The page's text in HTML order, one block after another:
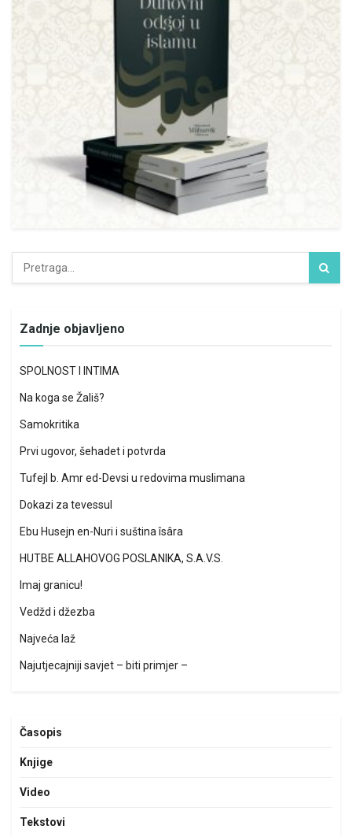
Zadnje objavljeno
SPOLNOST I INTIMA
Na koga se Žališ?
Samokritika
Prvi ugovor, šehadet i potvrda
Tufejl b. Amr ed-Devsi u redovima muslimana
Dokazi za tevessul
Ebu Husejn en-Nuri i suština îsâra
HUTBE ALLAHOVOG POSLANIKA, S.A.V.S.
Imaj granicu!
Vedžd i džezba
Najveća laž
Najutjecajniji savjet – biti primjer –
Časopis
Knjige
Video
Tekstovi